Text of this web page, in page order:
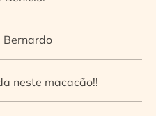
Bernardo
neste macacão!!